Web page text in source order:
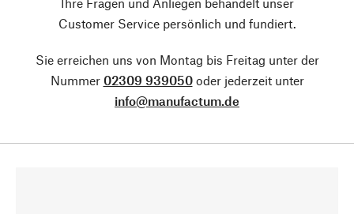
Customer Service persönlich und fundiert.
Sie erreichen uns von Montag bis Freitag unter der
Nummer 02309 939050oder jederzeit unter
info@manufactum.de